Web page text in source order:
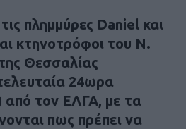
πλημμύρες Daniel και
κτηνοτρόφοι του Ν.
Θεσσαλίας
24ωρα
από τον ΕΛΓΑ, με τα
πως πρέπει να